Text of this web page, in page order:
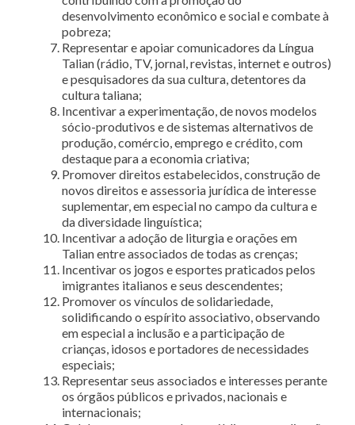
desenvolvimento econômico e social e combate à
pobreza;
Representar e apoiar comunicadores da Língua
Talian (rádio, TV, jornal, revistas, internet e outros)
e pesquisadores da sua cultura, detentores da
cultura taliana;
Incentivar a experimentação, de novos modelos
sócio-produtivos e de sistemas alternativos de
produção, comércio, emprego e crédito, com
destaque para a economia criativa;
Promover direitos estabelecidos, construção de
novos direitos e assessoria jurídica de interesse
suplementar, em especial no campo da cultura e
da diversidade linguística;
Incentivar a adoção de liturgia e orações em
Talian entre associados de todas as crenças;
Incentivar os jogos e esportes praticados pelos
imigrantes italianos e seus descendentes;
Promover os vínculos de solidariedade,
solidificando o espírito associativo, observando
em especial a inclusão e a participação de
crianças, idosos e portadores de necessidades
especiais;
Representar seus associados e interesses perante
os órgãos públicos e privados, nacionais e
internacionais;